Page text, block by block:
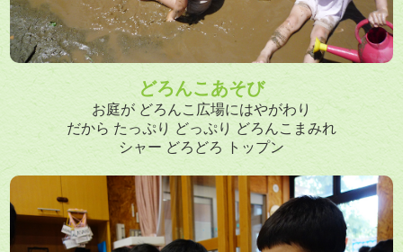
どろんこあそび
お庭が どろんこ広場にはやがわり
だから たっぷり どっぷり どろんこまみれ
シャー どろどろ トップン